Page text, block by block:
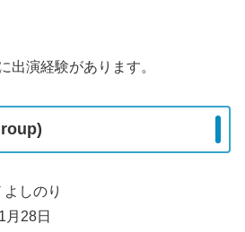
出演経験があります。
のり
28日